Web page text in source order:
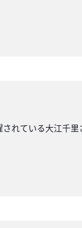
れている大江千